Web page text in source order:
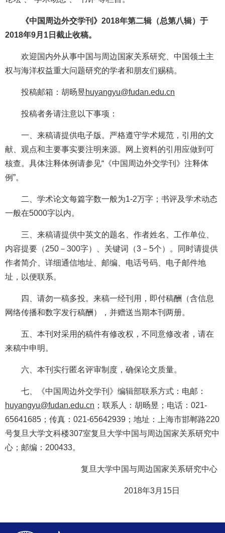
《中国周边外交学刊》 2018年第二辑（总第八辑）于
2018年9月1日截止收稿。
欢迎国内外从事中国与周边国家关系研究、中国领土主
权与海洋权益重大问题研究的学者和朋友们赐稿。
投稿邮箱： 胡旸昱huyangyu@fudan.edu.cn
投稿者务请注意以下事项：
一、来稿请提供电子版。严格遵守学术规范，引用的文
献、观点和主要事实要注明来源。网上资料的引用应做到可
核查。具体注释体例请参见“《中国周边外交学刊》注释体
例”。
二、学术论文每篇字数一般为1-2万字；书评及学术动态
一般在5000字以内。
三、来稿请提供中英文的题名、作者姓名、工作单位、
内容提要（250－300字）、关键词（3－5个）。同时请提供
作者简介、详细通信地址、邮编、电话号码、电子邮件地
址，以便联系。
四、请勿一稿多投。来稿一经刊用，即付稿酬（含信息
网络传播和数字发行稿酬），并赠送当期本刊两册。
五、本刊对采用的稿件有修改权，不同意修改者，请在
来稿中申明。
六、本刊实行匿名评审制度，确保论文质量。
七、《中国周边外交学刊》编辑部联系方式：电邮：
huyangyu@fudan.edu.cn ；联系人：胡旸昱；电话： 021-
65641685；传真：021-65642939；地址：上海市邯郸路220
号复旦大学文科楼307室复旦大学中国与周边国家关系研究中
心；邮编：200433。
复旦大学中国与周边国家关系研究中心
2018年3月15日